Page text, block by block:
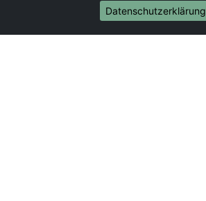
Internationale-Umzüge
Umzug von Jena nach Brasilien
Datenschutzerklärung